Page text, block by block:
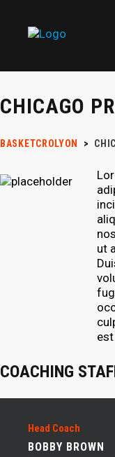
CHICAGO
BASKETCROLYON >
ut
COACHING
Head Coach
BOBBY BROWN